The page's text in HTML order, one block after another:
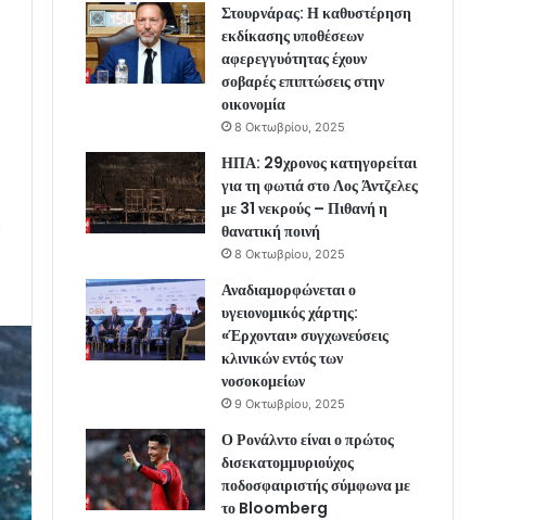
Στουρνάρας: Η καθυστέρηση
εκδίκασης υποθέσεων
αφερεγγυότητας έχουν
σοβαρές επιπτώσεις στην
οικονομία
8 Οκτωβρίου, 2025
ΗΠΑ: 29χρονος κατηγορείται
για τη φωτιά στο Λος Άντζελες
με 31 νεκρούς – Πιθανή η
θανατική ποινή
8 Οκτωβρίου, 2025
Αναδιαμορφώνεται ο
υγειονομικός χάρτης:
«Έρχονται» συγχωνεύσεις
κλινικών εντός των
νοσοκομείων
9 Οκτωβρίου, 2025
Ο Ρονάλντο είναι ο πρώτος
δισεκατομμυριούχος
ποδοσφαιριστής σύμφωνα με
το Bloomberg